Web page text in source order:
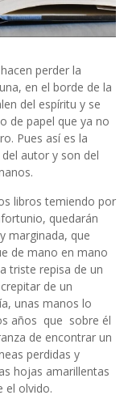
perder la
en el borde de la
del espíritu y se
de papel que ya no
Pues así es la
autor y son del
libros temiendo por
quedarán
marginada, que
de mano en mano
triste repisa de un
de un
unas manos lo
años que sobre él
de encontrar un
perdidas y
hojas amarillentas
el olvido.